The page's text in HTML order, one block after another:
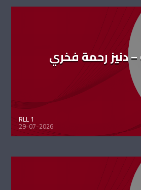
– دنيز رحمة فخري
RLL 1
29-07-2026